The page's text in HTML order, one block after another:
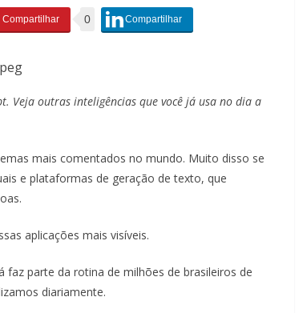
0
Veja outras inteligências que você já usa no dia a
mais comentados no mundo. Muito disso se
e plataformas de geração de texto, que
aplicações mais visíveis.
faz parte da rotina de milhões de brasileiros de
diariamente.